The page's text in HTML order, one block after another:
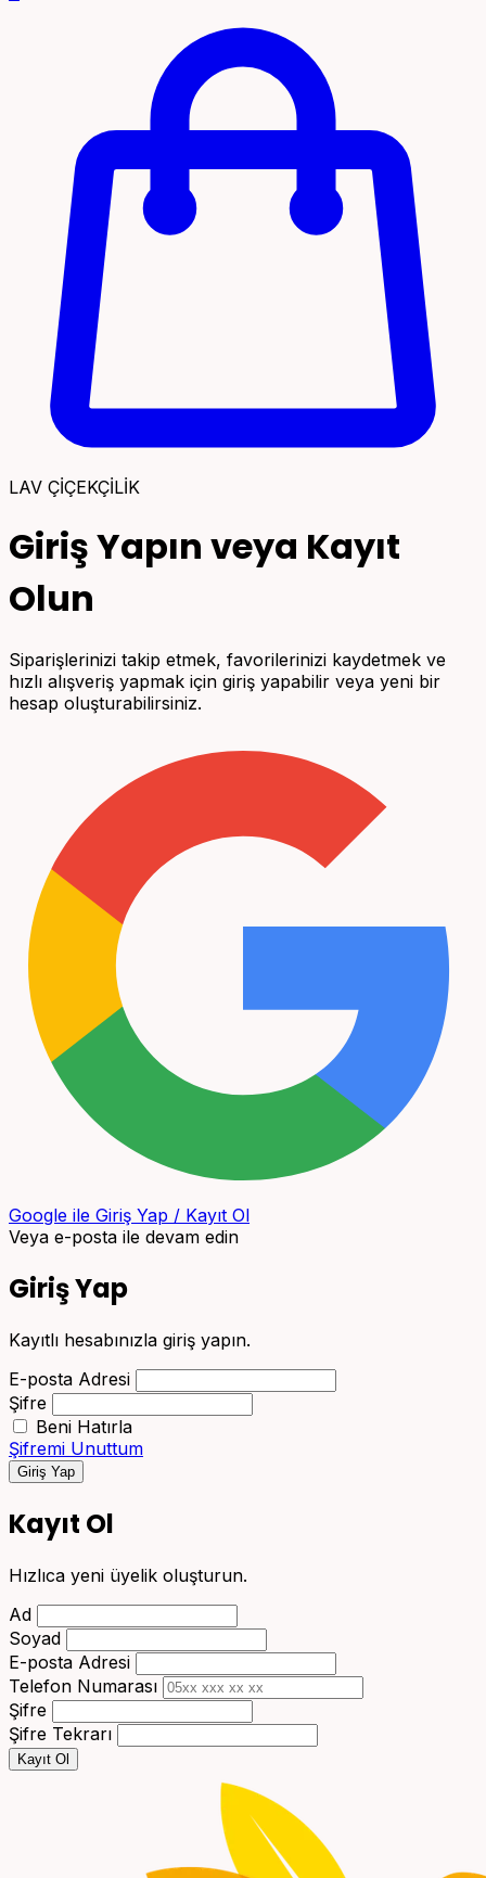
LAV ÇİÇEKÇİLİK
Giriş Yapın veya Kayıt
Olun
Siparişlerinizi takip etmek, favorilerinizi kaydetmek ve
hızlı alışveriş yapmak için giriş yapabilir veya yeni bir
hesap oluşturabilirsiniz.
Google ile Giriş Yap / Kayıt Ol
Veya e-posta ile devam edin
Giriş Yap
Kayıtlı hesabınızla giriş yapın.
E-posta Adresi
Şifre
Beni Hatırla
Şifremi Unuttum
Giriş Yap
Kayıt Ol
Hızlıca yeni üyelik oluşturun.
Ad
Soyad
E-posta Adresi
Telefon Numarası
Şifre
Şifre Tekrarı
Kayıt Ol